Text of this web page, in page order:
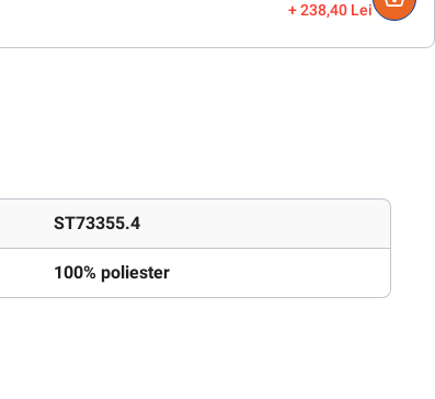
238,40 Lei
ST73355.4
100% poliester